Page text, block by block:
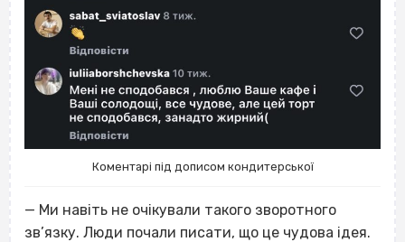
Коментарі під дописом кондитерської
— Ми навіть не очікували такого зворотного
зв’язку. Люди почали писати, що це чудова ідея.